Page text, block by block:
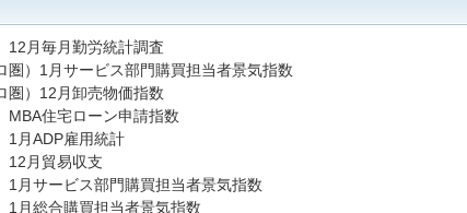
12月毎月勤労統計調査
圏）1月サービス部門購買担当者景気指数
圏）12月卸売物価指数
MBA住宅ローン申請指数
1月ADP雇用統計
12月貿易収支
1月サービス部門購買担当者景気指数
1月総合購買担当者景気指数